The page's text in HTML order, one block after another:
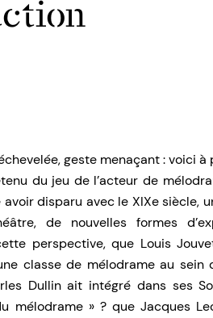
geste menaçant : voici
du jeu de l’acteur de
disparu avec le XIXe siècle,
de nouvelles formes
perspective, que Louis
classe de mélodrame au sein
Dullin ait intégré dans ses
mélodrame » ? que Jacques